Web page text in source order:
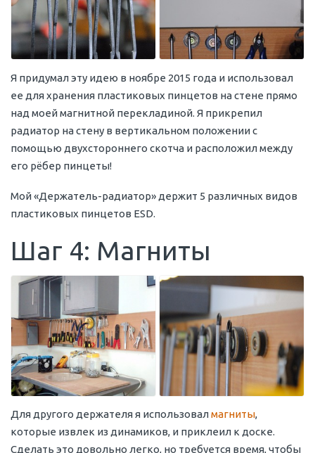
Я придумал эту идею в ноябре 2015 года и использовал
ее для хранения пластиковых пинцетов на стене прямо
над моей магнитной перекладиной. Я прикрепил
радиатор на стену в вертикальном положении с
помощью двухстороннего скотча и расположил между
его рёбер пинцеты!
Мой «Держатель-радиатор» держит 5 различных видов
пластиковых пинцетов ESD.
Шаг 4: Магниты
Для другого держателя я использовалмагниты,
которые извлек из динамиков, и приклеил к доске.
Сделать это довольно легко, но требуется время, чтобы